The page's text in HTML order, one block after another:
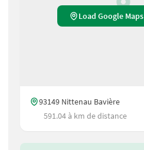
Load Google Maps
93149 Nittenau Bavière
591.04 à km de distance